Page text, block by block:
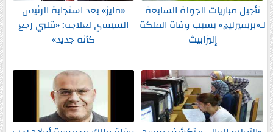
تأجيل مباريات الجولة السابعة
لـ«بريميرليج» بسبب وفاة الملكة
إليزابيث
«فايز» بعد استجابة الرئيس
السيسي لعلاجه: «قلبي رجع
كأنه جديد»